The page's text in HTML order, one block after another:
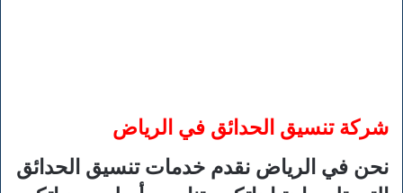
شركة تنسيق الحدائق في الرياض
نحن في الرياض نقدم خدمات تنسيق الحدائق